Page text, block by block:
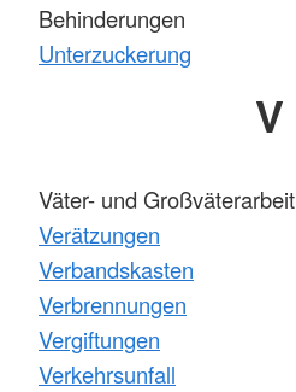
Behinderungen
Unterzuckerung
V
Väter- und Großväterarbeit
Verätzungen
Verbandskasten
Verbrennungen
Vergiftungen
Verkehrsunfall